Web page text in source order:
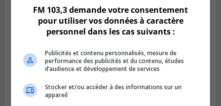
SAINT-LAMBERT
Publié le 5 août 2026 à 08h23
parcours inspirant d’Emma Fontaine
FM 103,3 demande votre consentement
pour utiliser vos données à caractère
personnel dans les cas suivants :
Publicités et contenu personnalisés, mesure de
performance des publicités et du contenu, études
d’audience et développement de services
Stocker et/ou accéder à des informations sur un
appareil